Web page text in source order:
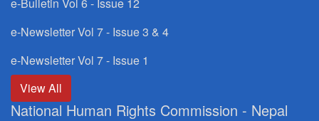
e-Newsletter Vol 7 - Issue 3 & 4
e-Newsletter Vol 7 - Issue 1
View All
National Human Rights Commission - Nepal